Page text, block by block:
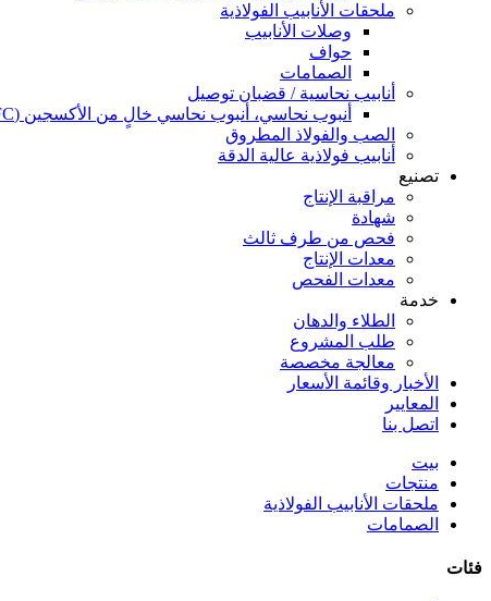
ملحقات الأنابيب الفولاذية
وصلات الأنابيب
حواف
الصمامات
أنابيب نحاسية / قضبان توصيل
أنبوب نحاسي، أنبوب نحاسي خالٍ من الأكسجين (OFC)، C10100 (OFHC) أنبوب نحاسي عالي التوصيلية وخالٍ من الأكسجين
الصب والفولاذ المطروق
أنابيب فولاذية عالية الدقة
تصنيع
مراقبة الإنتاج
شهادة
فحص من طرف ثالث
معدات الإنتاج
معدات الفحص
خدمة
الطلاء والدهان
طلب المشروع
معالجة مخصصة
الأخبار وقائمة الأسعار
المعايير
اتصل بنا
بيت
منتجات
ملحقات الأنابيب الفولاذية
الصمامات
فئات